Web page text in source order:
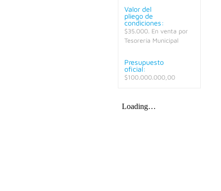
Valor del
pliego de
condiciones:
$35.000. En venta por
Tesorería Municipal
Presupuesto
oficial:
$100.000.000,00